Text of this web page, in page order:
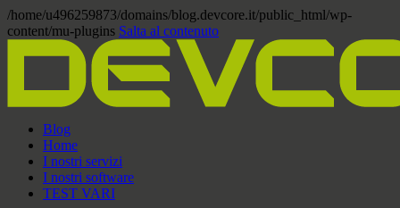
/home/u496259873/domains/blog.devcore.it/public_html/wp-
content/mu-plugins Salta al contenuto
Blog
Home
I nostri servizi
I nostri software
TEST VARI